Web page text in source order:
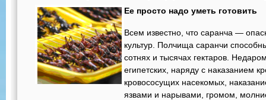
Ее просто надо уметь готовить
Всем известно, что саранча —
культур. Полчища саранчи
сотнях и тысячах гектаров.
египетских, наряду с наказанием
кровососущих насекомых,
язвами и нарывами, громом,